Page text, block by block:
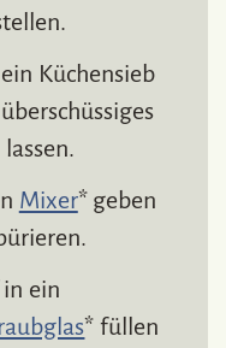
Küchensieb
Mixer* geben
ein
* füllen